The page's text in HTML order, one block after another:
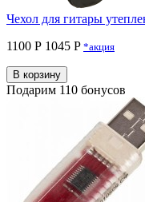
Чехол для гитары
1100 Р 1045 P *акция
В корзину
Подарим 110 бонусов